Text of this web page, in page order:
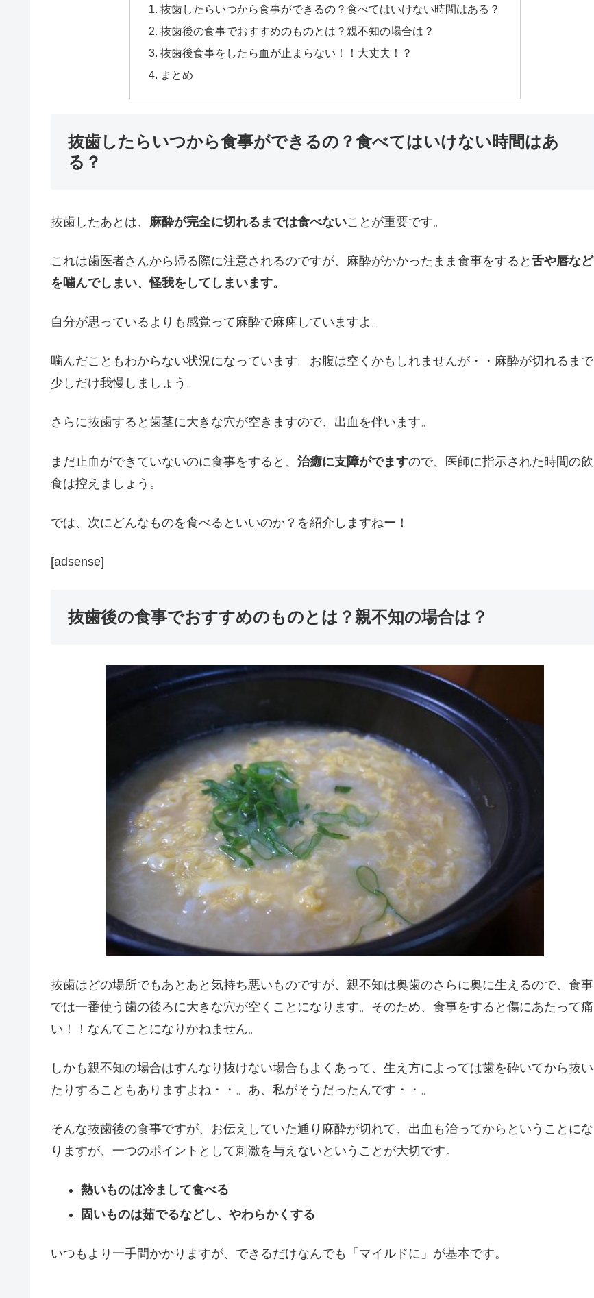
抜歯したらいつから食事ができるの？食べてはいけない時間はある？
抜歯後の食事でおすすめのものとは？親不知の場合は？
抜歯後食事をしたら血が止まらない！！大丈夫！？
まとめ
抜歯したらいつから食事ができるの？食べてはいけない時間はあ
る？
抜歯したあとは、 麻酔が完全に切れるまでは食べないことが重要です。
これは歯医者さんから帰る際に注意されるのですが、麻酔がかかったまま食事をすると 舌や唇など
を噛んでしまい、怪我をしてしまいます。
自分が思っているよりも感覚って麻酔で麻痺していますよ。
噛んだこともわからない状況になっています。お腹は空くかもしれませんが・・麻酔が切れるまで
少しだけ我慢しましょう。
さらに抜歯すると歯茎に大きな穴が空きますので、出血を伴います。
まだ止血ができていないのに食事をすると、 治癒に支障がでますので、医師に指示された時間の飲
食は控えましょう。
では、次にどんなものを食べるといいのか？を紹介しますねー！
[adsense]
抜歯後の食事でおすすめのものとは？親不知の場合は？
抜歯はどの場所でもあとあと気持ち悪いものですが、親不知は奥歯のさらに奥に生えるので、食事
では一番使う歯の後ろに大きな穴が空くことになります。そのため、食事をすると傷にあたって痛
い！！なんてことになりかねません。
しかも親不知の場合はすんなり抜けない場合もよくあって、生え方によっては歯を砕いてから抜い
たりすることもありますよね・・。あ、私がそうだったんです・・。
そんな抜歯後の食事ですが、お伝えしていた通り麻酔が切れて、出血も治ってからということにな
りますが、一つのポイントとして刺激を与えないということが大切です。
熱いものは冷まして食べる
固いものは茹でるなどし、やわらかくする
いつもより一手間かかりますが、できるだけなんでも「マイルドに」が基本です。